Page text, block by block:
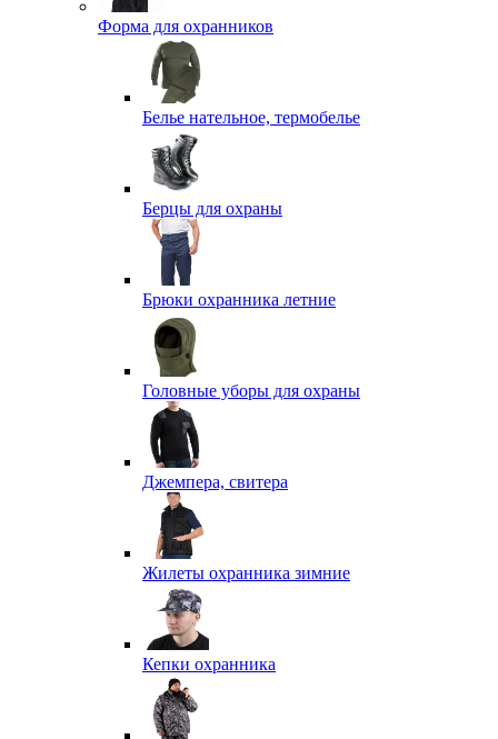
Форма для охранников
Белье нательное, термобелье
Берцы для охраны
Брюки охранника летние
Головные уборы для охраны
Джемпера, свитера
Жилеты охранника зимние
Кепки охранника